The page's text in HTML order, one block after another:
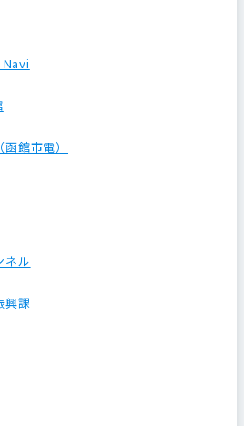
館市電）
ネル
興課